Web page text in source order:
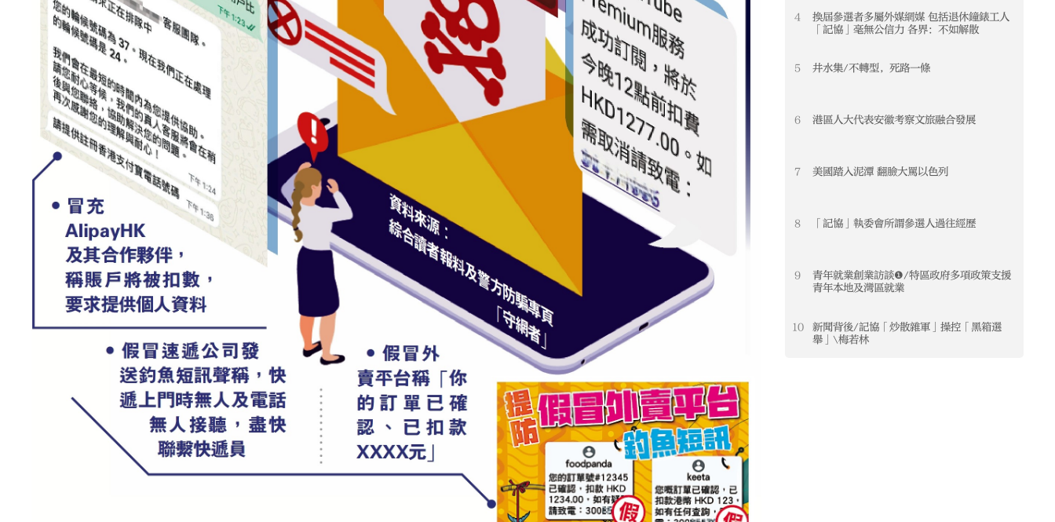
4
換屆參選者多屬外媒網媒 包括退休鐘錶工人
「記協」毫無公信力 各界：不如解散
5 井水集/不轉型，死路一條
6 港區人大代表安徽考察文旅融合發展
7 美國踏入泥潭 翻臉大罵以色列
8 「記協」執委會所謂參選人過往經歷
9
青年就業創業訪談❶/特區政府多項政策支援
青年本地及灣區就業
10
新聞背後/記協「炒散雜軍」操控「黑箱選
舉」\梅若林